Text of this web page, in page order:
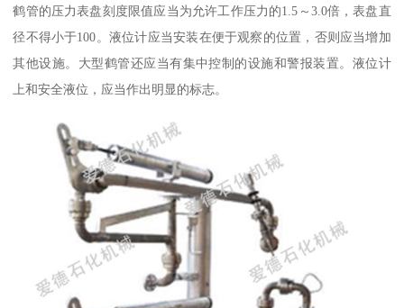
鹤管的压力表盘刻度限值应当为允许工作压力的1.5～3.0倍，表盘直
径不得小于100。液位计应当安装在便于观察的位置，否则应当增加
其他设施。大型鹤管还应当有集中控制的设施和警报装置。液位计
上和安全液位，应当作出明显的标志。